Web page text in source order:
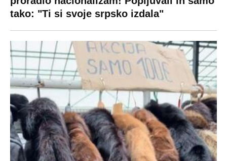
tako: "Ti si svoje srpsko izdala"